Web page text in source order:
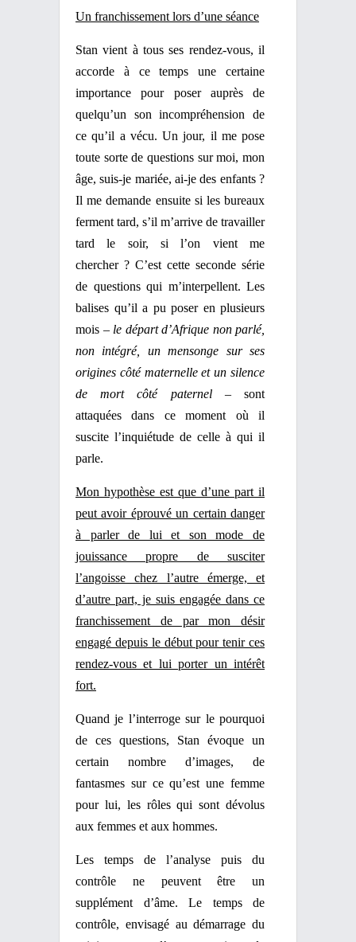
Un franchissement lors d’une séance
Stan vient à tous ses rendez-vous, il
accorde à ce temps une certaine
importance pour poser auprès de
quelqu’un son incompréhension de
ce qu’il a vécu. Un jour, il me pose
toute sorte de questions sur moi, mon
âge, suis-je mariée, ai-je des enfants ?
Il me demande ensuite si les bureaux
ferment tard, s’il m’arrive de travailler
tard le soir, si l’on vient me
chercher ? C’est cette seconde série
de questions qui m’interpellent. Les
balises qu’il a pu poser en plusieurs
mois – le départ d’Afrique non parlé,
non intégré, un mensonge sur ses
origines côté maternelle et un silence
de mort côté paternel– sont
attaquées dans ce moment où il
suscite l’inquiétude de celle à qui il
parle.
Mon hypothèse est que d’une part il
peut avoir éprouvé un certain danger
à parler de lui et son mode de
jouissance propre de susciter
l’angoisse chez l’autre émerge, et
d’autre part, je suis engagée dans ce
franchissement de par mon désir
engagé depuis le début pour tenir ces
rendez-vous et lui porter un intérêt
fort.
Quand je l’interroge sur le pourquoi
de ces questions, Stan évoque un
certain nombre d’images, de
fantasmes sur ce qu’est une femme
pour lui, les rôles qui sont dévolus
aux femmes et aux hommes.
Les temps de l’analyse puis du
contrôle ne peuvent être un
supplément d’âme. Le temps de
contrôle, envisagé au démarrage du